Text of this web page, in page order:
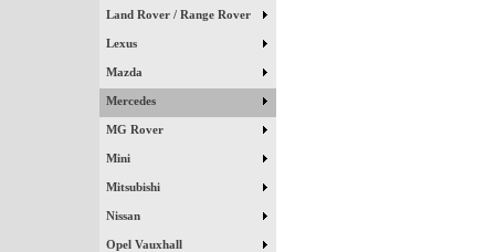
Land Rover / Range Rover
Lexus
Mazda
Mercedes
MG Rover
Mini
Mitsubishi
Nissan
Opel Vauxhall